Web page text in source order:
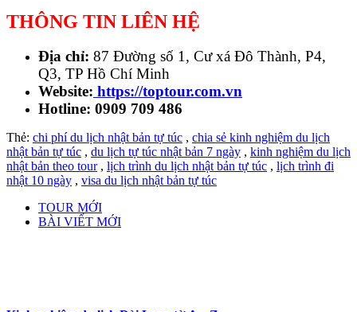
THÔNG TIN LIÊN HỆ
Địa chỉ: 87 Đường số 1, Cư xá Đô Thành, P4,
Q3, TP Hồ Chí Minh
Website: https://toptour.com.vn
Hotline: 0909 709 486
Thẻ: chi phí du lịch nhật bản tự túc , chia sẻ kinh nghiệm du lịch
nhật bản tự túc , du lịch tự túc nhật bản 7 ngày , kinh nghiệm du lịch
nhật bản theo tour, lịch trình du lịch nhật bản tự túc , lịch trình đi
nhật 10 ngày , visa du lịch nhật bản tự túc
TOUR MỚI
BÀI VIẾT MỚI